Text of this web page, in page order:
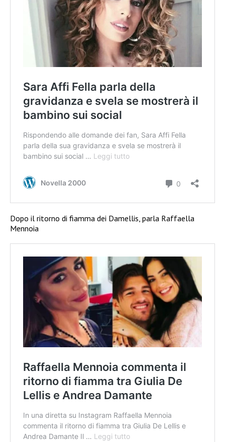
Dopo il ritorno di fiamma dei Damellis, parla Raffaella
Mennoia